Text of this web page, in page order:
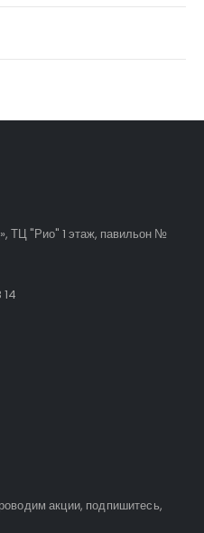
ТЦ "Рио" 1 этаж, павильон №
акции, подпишитесь,